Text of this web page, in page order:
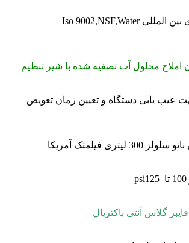
دارای استانـداردهای بین المللی Iso 9002,NSF,Water
املاح محلول آب تصفیه شده با شیر تنظیم
عیب یابی دستگاه و تعیین زمان تعویض
فیلمتک آمریکا